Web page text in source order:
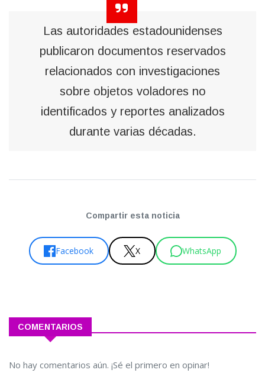
Las autoridades estadounidenses
publicaron documentos reservados
relacionados con investigaciones
sobre objetos voladores no
identificados y reportes analizados
durante varias décadas.
Compartir esta noticia
Facebook X WhatsApp
COMENTARIOS
No hay comentarios aún. ¡Sé el primero en opinar!